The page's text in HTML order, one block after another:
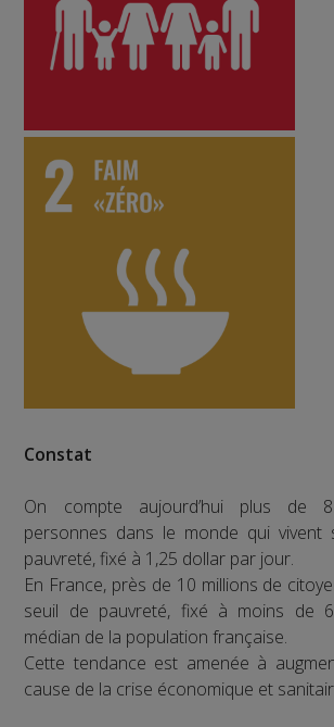
Constat
On compte aujourd’hui plus de
personnes dans le monde qui vivent
pauvreté, fixé à 1,25 dollar par jour.
En France, près de 10 millions de
seuil de pauvreté, fixé à moins de
médian de la population française.
Cette tendance est amenée à
cause de la crise économique et